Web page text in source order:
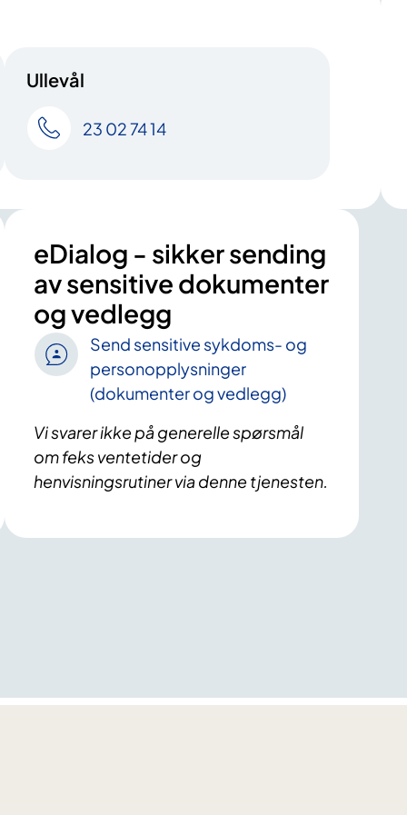
Ullevål
23 02 74 14
eDialog - sikker sending
av sensitive dokumenter
og vedlegg
Send sensitive sykdoms- og
personopplysninger
(dokumenter og vedlegg)
Vi svarer ikke på generelle spørsmål
om feks ventetider og
henvisningsrutiner via denne tjenesten.